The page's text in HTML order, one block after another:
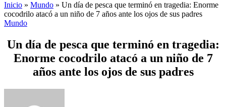
Inicio » Mundo » Un día de pesca que terminó en tragedia: Enorme
cocodrilo atacó a un niño de 7 años ante los ojos de sus padres
Mundo
Un día de pesca que terminó en tragedia:
Enorme cocodrilo atacó a un niño de 7
años ante los ojos de sus padres